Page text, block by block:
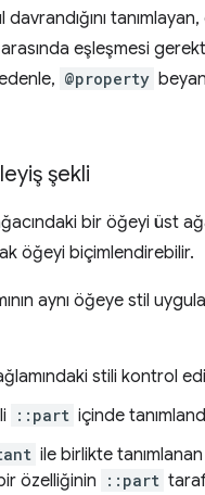
davrandığını
eşleşmesi
@property
şekli
bir öğeyi üst
öğeyi biçimlendirebilir.
aynı öğeye stil
stili kontrol
::part içinde
ile birlikte
özelliğinin
::part